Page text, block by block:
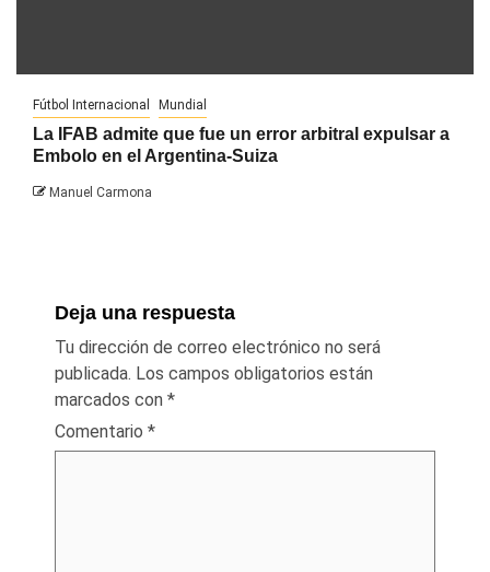
Fútbol Internacional Mundial
La IFAB admite que fue un error arbitral expulsar a
Embolo en el Argentina-Suiza
Manuel Carmona
Deja una respuesta
Tu dirección de correo electrónico no será
publicada. Los campos obligatorios están
marcados con *
Comentario *